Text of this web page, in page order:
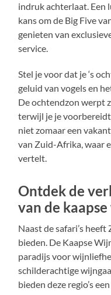
indruk achterlaat. Een
kans om de Big Five
genieten van
service.
Stel je voor dat je ‘s
geluid van vogels en
De ochtendzon werpt
terwijl je je
niet zomaar een
van Zuid-Afrika, waar
vertelt.
Ontdek de
van de
Naast de safari’s
bieden. De Kaapse
paradijs voor
schilderachtige
bieden deze regio’s